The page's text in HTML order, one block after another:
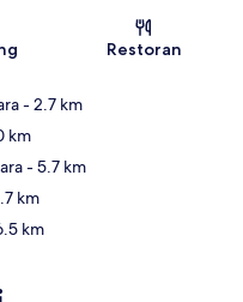
Restoran
- 2.7 km
km
- 5.7 km
km
km